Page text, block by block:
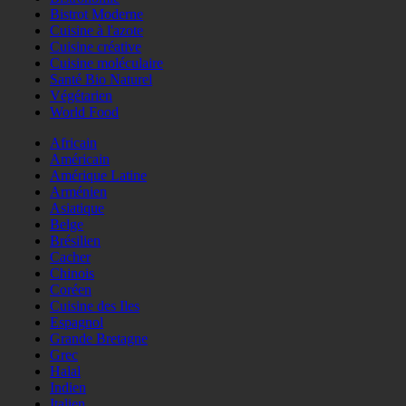
Bistrot Moderne
Cuisine à l'azote
Cuisine créative
Cuisine moléculaire
Santé Bio Naturel
Végétarien
World Food
Africain
Américain
Amérique Latine
Arménien
Asiatique
Belge
Brésilien
Cacher
Chinois
Coréen
Cuisine des Iles
Espagnol
Grande Bretagne
Grec
Halal
Indien